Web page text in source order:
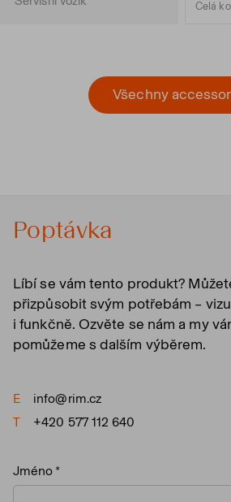
Celá
Všechny
Poptávka
Líbí se vám tento produkt?
přizpůsobit svým potřebám –
i funkčně. Ozvěte se nám a my
pomůžeme s dalším výběrem.
E
info@rim.cz
T
+420 577 112 640
Jméno